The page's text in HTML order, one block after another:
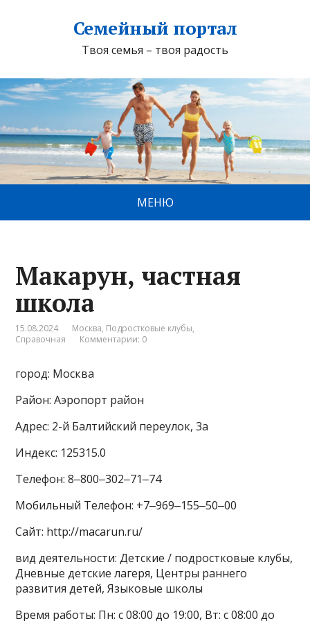
Семейный портал
Твоя семья – твоя радость
МЕНЮ
Макарун, частная
школа
15.08.2024 Москва, Подростковые клубы,
Справочная
Комментарии: 0
город: Москва
Район: Аэропорт район
Адрес: 2-й Балтийский переулок, 3а
Индекс: 125315.0
Телефон: 8‒800‒302‒71‒74
Мобильный Телефон: +7‒969‒155‒50‒00
Сайт: http://macarun.ru/
вид деятельности: Детские / подростковые клубы,
Дневные детские лагеря, Центры раннего
развития детей, Языковые школы
Время работы: Пн: с 08:00 до 19:00, Вт: с 08:00 до